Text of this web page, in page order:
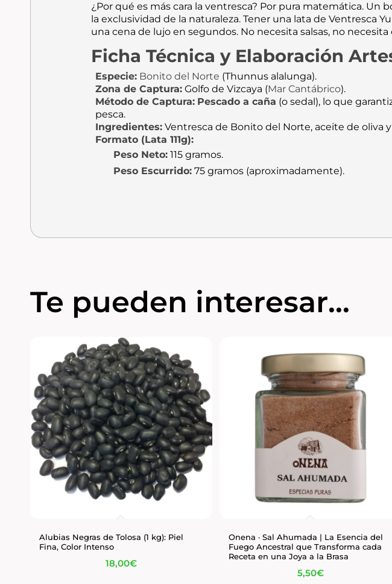
¿Por qué es más cara la ventresca? Por pura matemática. Un
la exclusividad de la naturaleza. Tener una lata de Ventresca
una cena de lujo en segundos. No necesita salsas, no
Ficha Técnica y Elaboración
Especie: Bonito del Norte (Thunnus alalunga).
Zona de Captura:Golfo de Vizcaya (Mar Cantábrico).
Método de Captura: Pescado a caña (o sedal), lo que
pesca.
Ingredientes:Ventresca de Bonito del Norte, aceite de oliva y
Formato (Lata 111g):
Peso Neto:115 gramos.
Peso Escurrido:75 gramos (aproximadamente).
Te pueden interesar...
Alubias Negras de Tolosa (1 kg): Piel
Fina, Color Intenso
18,00€
Onena · Sal Ahumada | La Esencia del
Fuego Ancestral que Transforma cada
Receta en una Joya a la Brasa
5,50€